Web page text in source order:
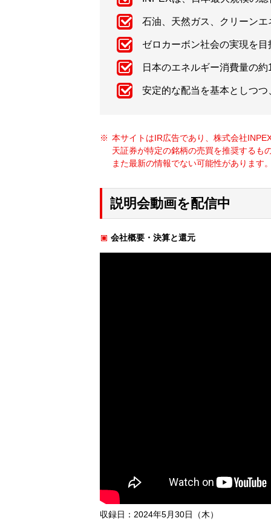
石油、天然ガス、クリーン
ゼロカーボン社会の実現を目
日本のエネルギー消費量の
安定的な配当を基本としつ
本サイトはIR広告であり、株式会社
天証券が特定の銘柄の売買を推奨するも
また最新の情報でない可能性があります
説明会動画を配信中
会社概要・決算と還元
収録日：2024年5月30日（木）